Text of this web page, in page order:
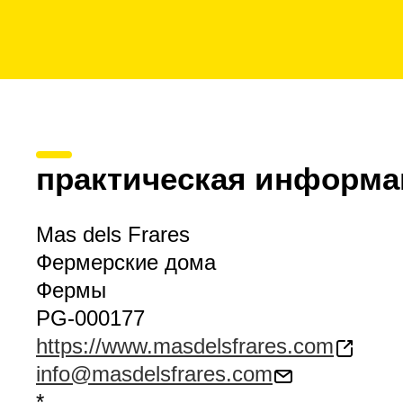
практическая
Mas dels Frares
Фермерские дома
Фермы
PG-000177
https://www.masdelsfrares.com
info@masdelsfrares.com